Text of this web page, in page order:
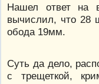
Нашел ответ на
вычислил, что 28
обода 19мм.
Суть да дело,
с трещеткой,